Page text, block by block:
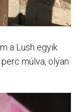
a Lush egyik
múlva, olyan